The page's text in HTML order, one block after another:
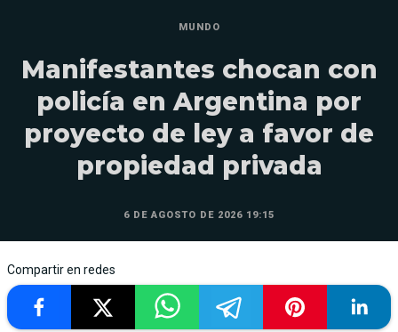
MUNDO
Manifestantes chocan con
policía en Argentina por
proyecto de ley a favor de
propiedad privada
6 DE AGOSTO DE 2026 19:15
Compartir en redes